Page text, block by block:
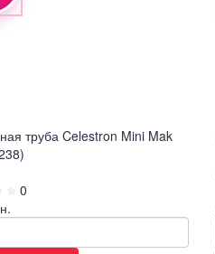
труба Celestron Mini Mak
0